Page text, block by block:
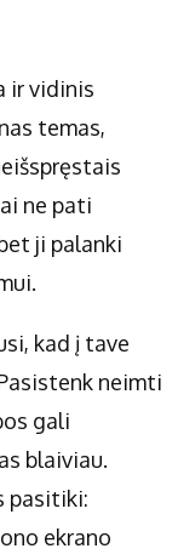
ir vidinis
temas,
ne pati
ji palanki
kad į tave
neimti
gali
blaiviau.
pasitiki:
ekrano